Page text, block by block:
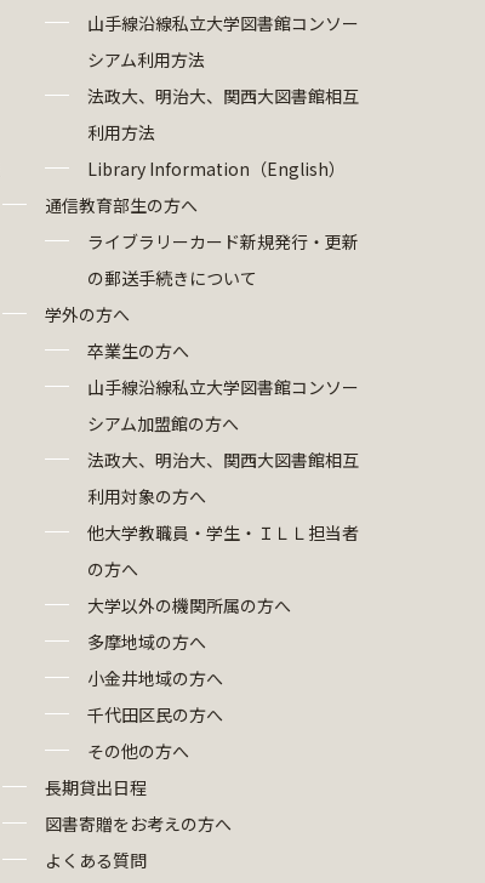
山手線沿線私立大学図書館コンソー
シアム利用方法
法政大、明治大、関西大図書館相互
利用方法
Library Information（English）
通信教育部生の方へ
ライブラリーカード新規発行・更新
の郵送手続きについて
学外の方へ
卒業生の方へ
山手線沿線私立大学図書館コンソー
シアム加盟館の方へ
法政大、明治大、関西大図書館相互
利用対象の方へ
他大学教職員・学生・ＩＬＬ担当者
の方へ
大学以外の機関所属の方へ
多摩地域の方へ
小金井地域の方へ
千代田区民の方へ
その他の方へ
長期貸出日程
図書寄贈をお考えの方へ
よくある質問